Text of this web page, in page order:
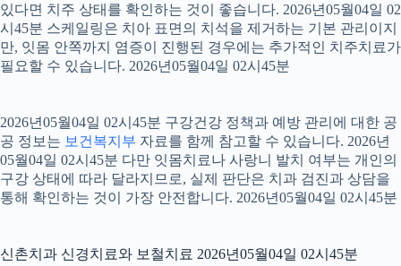
있다면 치주 상태를 확인하는 것이 좋습니다. 2026년05월04일 02
시45분 스케일링은 치아 표면의 치석을 제거하는 기본 관리이지
만, 잇몸 안쪽까지 염증이 진행된 경우에는 추가적인 치주치료가
필요할 수 있습니다. 2026년05월04일 02시45분
2026년05월04일 02시45분 구강건강 정책과 예방 관리에 대한 공
공 정보는 보건복지부 자료를 함께 참고할 수 있습니다. 2026년
05월04일 02시45분 다만 잇몸치료나 사랑니 발치 여부는 개인의
구강 상태에 따라 달라지므로, 실제 판단은 치과 검진과 상담을
통해 확인하는 것이 가장 안전합니다. 2026년05월04일 02시45분
신촌치과 신경치료와 보철치료 2026년05월04일 02시45분